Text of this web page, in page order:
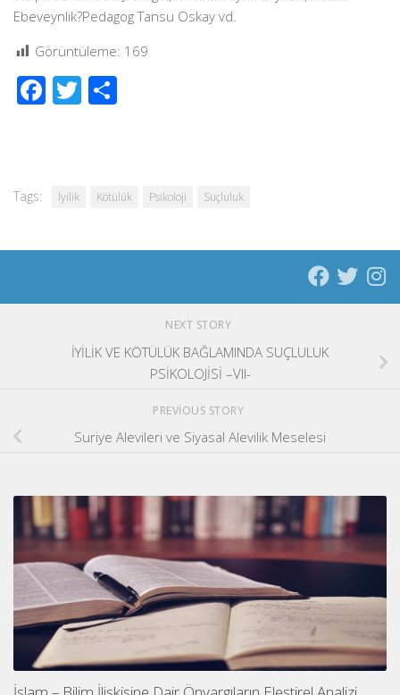
Ebeveynlik?Pedagog Tansu Oskay vd.
Görüntüleme: 169
Facebook
Twitter
Tags: İyilik Kötülük Psikoloji Suçluluk
NEXT STORY
İYİLİK VE KÖTÜLÜK BAĞLAMINDA SUÇLULUK
PSİKOLOJİSİ –VII-
PREVIOUS STORY
Suriye Alevileri ve Siyasal Alevilik Meselesi